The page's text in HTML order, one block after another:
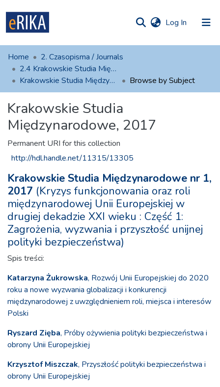
Log In (current)
UAFM
Information
Help
Contact
Home
2. Czasopisma / Journals
2.4 Krakowskie Studia Międzynarodowe
Krakowskie Studia Międzynarodowe, 2017
Browse by Subject
Krakowskie Studia
Międzynarodowe, 2017
Permanent URI for this collection
http://hdl.handle.net/11315/13305
Krakowskie Studia Międzynarodowe nr 1,
2017 (Kryzys funkcjonowania oraz roli
międzynarodowej Unii Europejskiej w
drugiej dekadzie XXI wieku : Część 1:
Zagrożenia, wyzwania i przyszłość unijnej
polityki bezpieczeństwa)
Spis treści:
Katarzyna Żukrowska, Rozwój Unii Europejskiej do 2020
roku a nowe wyzwania globalizacji i konkurencji
międzynarodowej z uwzględnieniem roli, miejsca i interesów
Polski
Ryszard Zięba, Próby ożywienia polityki bezpieczeństwa i
obrony Unii Europejskiej
Krzysztof Miszczak, Przyszłość polityki bezpieczeństwa i
obrony Unii Europejskiej